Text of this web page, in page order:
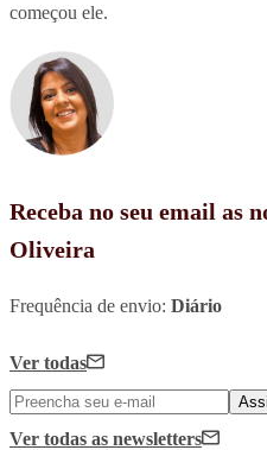
começou ele.
Receba no seu email as
Oliveira
Frequência de envio: Diário
Ver todas
Ver todas as newsletters